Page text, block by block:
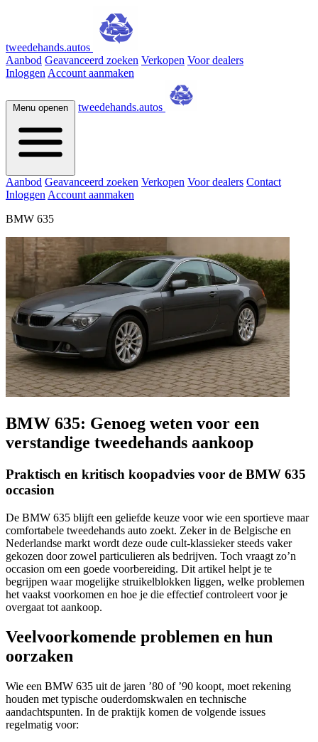
tweedehands.autos
Aanbod Geavanceerd zoeken Verkopen Voor dealers
Inloggen Account aanmaken
Menu openen tweedehands.autos
Aanbod Geavanceerd zoeken Verkopen Voor dealers Contact
Inloggen Account aanmaken
BMW 635
BMW 635: Genoeg weten voor een
verstandige tweedehands aankoop
Praktisch en kritisch koopadvies voor de BMW 635
occasion
De BMW 635 blijft een geliefde keuze voor wie een sportieve maar
comfortabele tweedehands auto zoekt. Zeker in de Belgische en
Nederlandse markt wordt deze oude cult-klassieker steeds vaker
gekozen door zowel particulieren als bedrijven. Toch vraagt zo’n
occasion om een goede voorbereiding. Dit artikel helpt je te
begrijpen waar mogelijke struikelblokken liggen, welke problemen
het vaakst voorkomen en hoe je die effectief controleert voor je
overgaat tot aankoop.
Veelvoorkomende problemen en hun
oorzaken
Wie een BMW 635 uit de jaren ’80 of ’90 koopt, moet rekening
houden met typische ouderdomskwalen en technische
aandachtspunten. In de praktijk komen de volgende issues
regelmatig voor: